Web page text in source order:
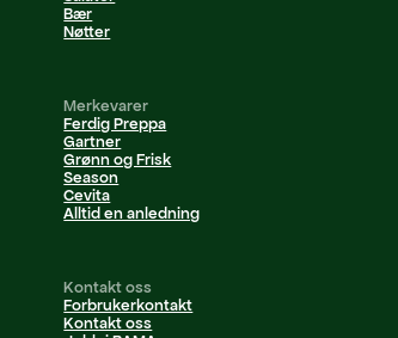
Bær
Nøtter
Merkevarer
Ferdig Preppa
Gartner
Grønn og Frisk
Season
Cevita
Alltid en anledning
Kontakt oss
Forbrukerkontakt
Kontakt oss